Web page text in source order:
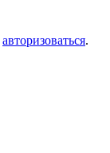
авторизоваться.